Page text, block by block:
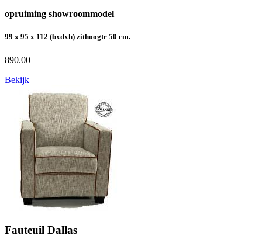
opruiming showroommodel
99 x 95 x 112 (bxdxh) zithoogte 50 cm.
890.00
Bekijk
Fauteuil Dallas